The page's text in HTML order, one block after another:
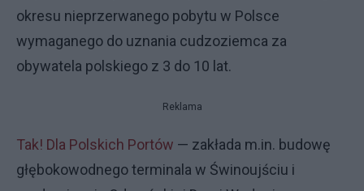
okresu nieprzerwanego pobytu w Polsce
wymaganego do uznania cudzoziemca za
obywatela polskiego z 3 do 10 lat.
Reklama
Tak! Dla Polskich Portów — zakłada m.in. budowę
głębokowodnego terminala w Świnoujściu i